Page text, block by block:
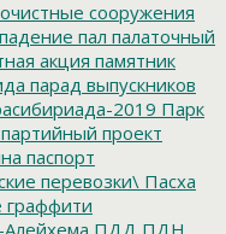
очистные сооружения
падение пал палаточный
акция памятник
парад выпускников
2019 Парк
партийный проект
паспорт
перевозки\ Пасха
граффити
ПДД ПДН